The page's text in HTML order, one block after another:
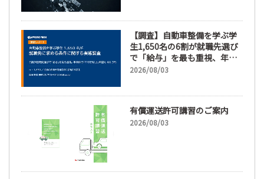
【調査】自動車整備を学ぶ学
生1,650名の6割が就職先選び
で「給与」を最も重視、年間
休日「110日以上」希望も
2026/08/03
有償運送許可講習のご案内
2026/08/03